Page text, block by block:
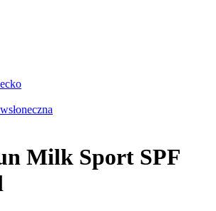
Milk Sport SPF